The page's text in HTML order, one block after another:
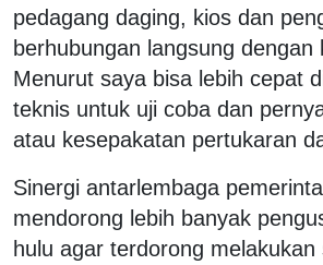
pedagang daging, kios dan
berhubungan langsung dengan
Menurut saya bisa lebih cepat
teknis untuk uji coba dan
atau kesepakatan pertukaran
Sinergi antarlembaga
mendorong lebih banyak
hulu agar terdorong